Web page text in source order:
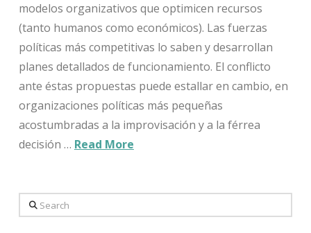
modelos organizativos que optimicen recursos
(tanto humanos como económicos). Las fuerzas
políticas más competitivas lo saben y desarrollan
planes detallados de funcionamiento. El conflicto
ante éstas propuestas puede estallar en cambio, en
organizaciones políticas más pequeñas
acostumbradas a la improvisación y a la férrea
decisión … Read More
Search